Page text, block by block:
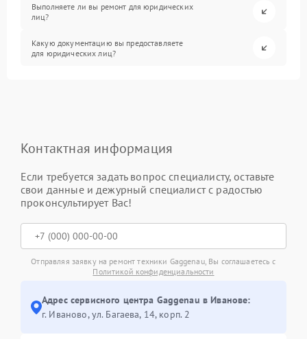
Выполняете ли вы ремонт для юридических
лиц?
Какую документацию вы предоставляете
для юридических лиц?
Контактная информация
Если требуется задать вопрос специалисту, оставьте
свои данные и дежурный специалист с радостью
проконсультирует Вас!
Отправляя заявку на ремонт техники Gaggenau, Вы соглашаетесь с
Политикой конфиденциальности
Адрес сервисного центра Gaggenau в Иванове:
г. Иваново, ул. Багаева, 14, корп. 2